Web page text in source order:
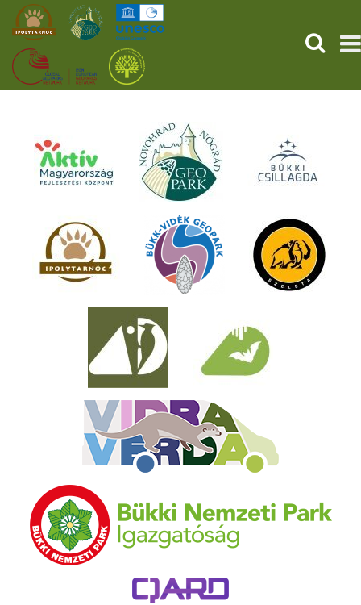
ŐSVILÁGI POMPEJI
SZOLGÁLTATÁSOK
PROGRAMOK
HÍREK
ONLINE JEGYVÁSÁRLÁS